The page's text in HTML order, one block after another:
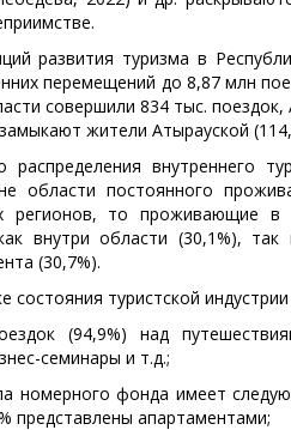
развития туризма в
перемещений до 8,87 млн
совершили 834 тыс.
жители Атырауской
распределения внутреннего
области постоянного
регионов, то проживающие
внутри области (30,1%),
(30,7%).
состояния туристской
(94,9%) над
семинары и т.д.;
номерного фонда имеет
представлены апартаментами;